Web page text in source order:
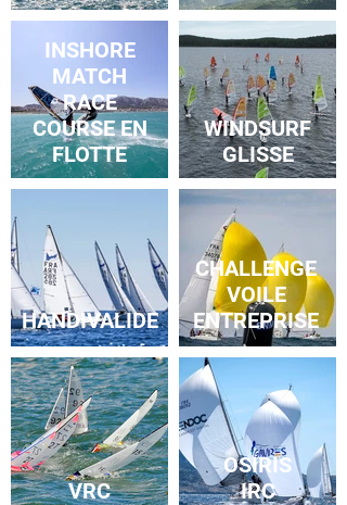
WINDSURF
GLISSE
INSHORE
MATCH
RACE
COURSE EN
FLOTTE
HANDIVALIDE
CHALLENGE
VOILE
ENTREPRISE
VRC
OSIRIS
IRC